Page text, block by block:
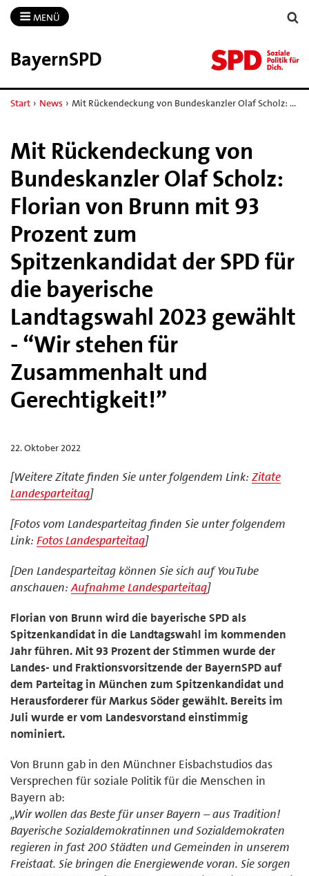
MENÜ
BayernSPD
Start › News › Mit Rückendeckung von Bundeskanzler Olaf Scholz: …
Mit Rückendeckung von
Bundeskanzler Olaf Scholz:
Florian von Brunn mit 93
Prozent zum
Spitzenkandidat der SPD für
die bayerische
Landtagswahl 2023 gewählt
- “Wir stehen für
Zusammenhalt und
Gerechtigkeit!”
22. Oktober 2022
[Weitere Zitate finden Sie unter folgendem Link: Zitate
Landesparteitag]
[Fotos vom Landesparteitag finden Sie unter folgendem
Link: Fotos Landesparteitag]
[Den Landesparteitag können Sie sich auf YouTube
anschauen:Aufnahme Landesparteitag]
Florian von Brunn wird die bayerische SPD als
Spitzenkandidat in die Landtagswahl im kommenden
Jahr führen. Mit 93 Prozent der Stimmen wurde der
Landes- und Fraktionsvorsitzende der BayernSPD auf
dem Parteitag in München zum Spitzenkandidat und
Herausforderer für Markus Söder gewählt. Bereits im
Juli wurde er vom Landesvorstand einstimmig
nominiert.
Von Brunn gab in den Münchner Eisbachstudios das
Versprechen für soziale Politik für die Menschen in
Bayern ab:
„Wir wollen das Beste für unser Bayern – aus Tradition!
Bayerische Sozialdemokratinnen und Sozialdemokraten
regieren in fast 200 Städten und Gemeinden in unserem
Freistaat. Sie bringen die Energiewende voran. Sie sorgen